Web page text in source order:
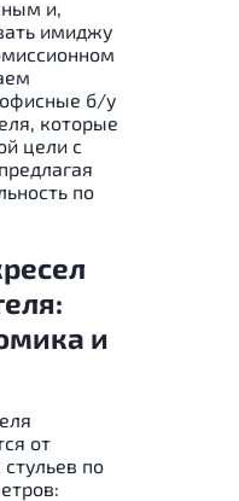
и,
имиджу
б/у
которые
цели с
по
и
от
по